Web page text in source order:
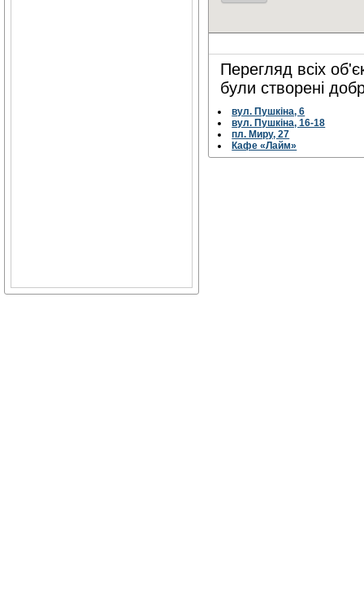
Перегляд всіх
були створені
вул. Пушкіна, 6
вул. Пушкіна, 16-18
пл. Миру, 27
Кафе «Лайм»